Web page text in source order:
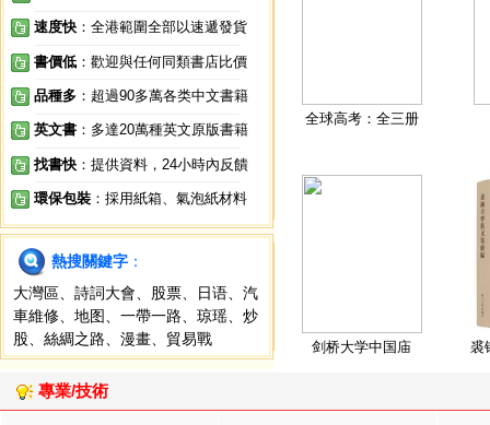
速度快 ：全港範圍全部以速遞發貨
書價低 ：歡迎與任何同類書店比價
品種多 ：超過90多萬各类中文書籍
英文書 ：多達20萬種英文原版書籍
找書快 ：提供資料，24小時內反饋
環保包裝 ：採用紙箱、氣泡紙材料
熱搜關鍵字 ：
大灣區
詩詞大會 股票 日语
汽
車維修
地图 一帶一路 琼瑶
炒
股
絲綢之路 漫畫 貿易戰
全球高考：全三册
剑桥大学中国庙 裘
專業/技術